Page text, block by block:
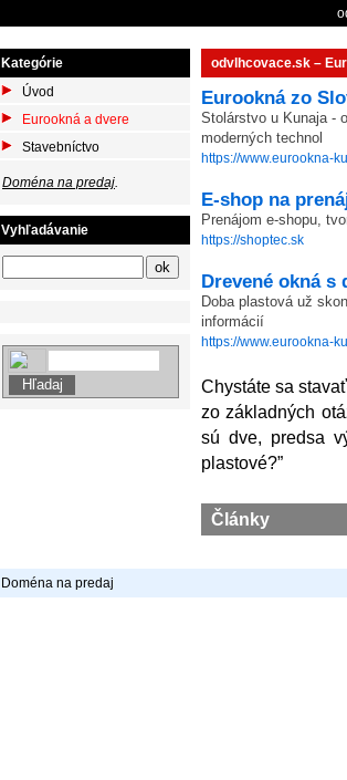
Kategórie
Úvod
Eurookná a dvere
Stavebníctvo
Doména na predaj.
Vyhľadávanie
odvlhcovace.sk –
Eurookná zo
Stolárstvo u Kunaja -
moderných technol
https://www.eurookna-
E-shop na
Prenájom e-shopu,
https://shoptec.sk
Drevené okná
Doba plastová už
informácií
https://www.eurookna-
Chystáte sa
zo základných
sú dve, predsa
plastové?”
Články
Doména na predaj